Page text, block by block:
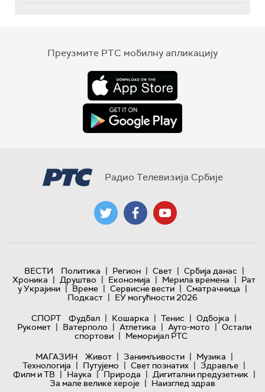
Преузмите РТС мобилну апликацију
Радио Телевизија Србије
ВЕСТИ Политика | Регион | Свет | Србија данас |
Хроника | Друштво | Економија | Мерила времена | Рат
у Украјини | Време | Сервисне вести | Сматрачница |
Подкаст | ЕУ могућности 2026
СПОРТ
Фудбал | Кошарка | Тенис | Одбојка |
Рукомет | Ватерполо | Атлетика | Ауто-мото | Остали
спортови | Меморијал РТС
МАГАЗИН
Живот | Занимљивости | Музика |
Технологијa | Путујемо | Свет познатих | Здравље |
Филм и ТВ | Наука | Природа | Дигитални предузетник |
За мале велике хероје | Наизглед здрав